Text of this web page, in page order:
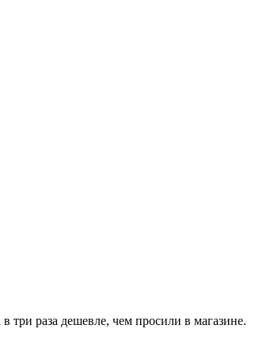
три раза дешевле, чем просили в магазине.